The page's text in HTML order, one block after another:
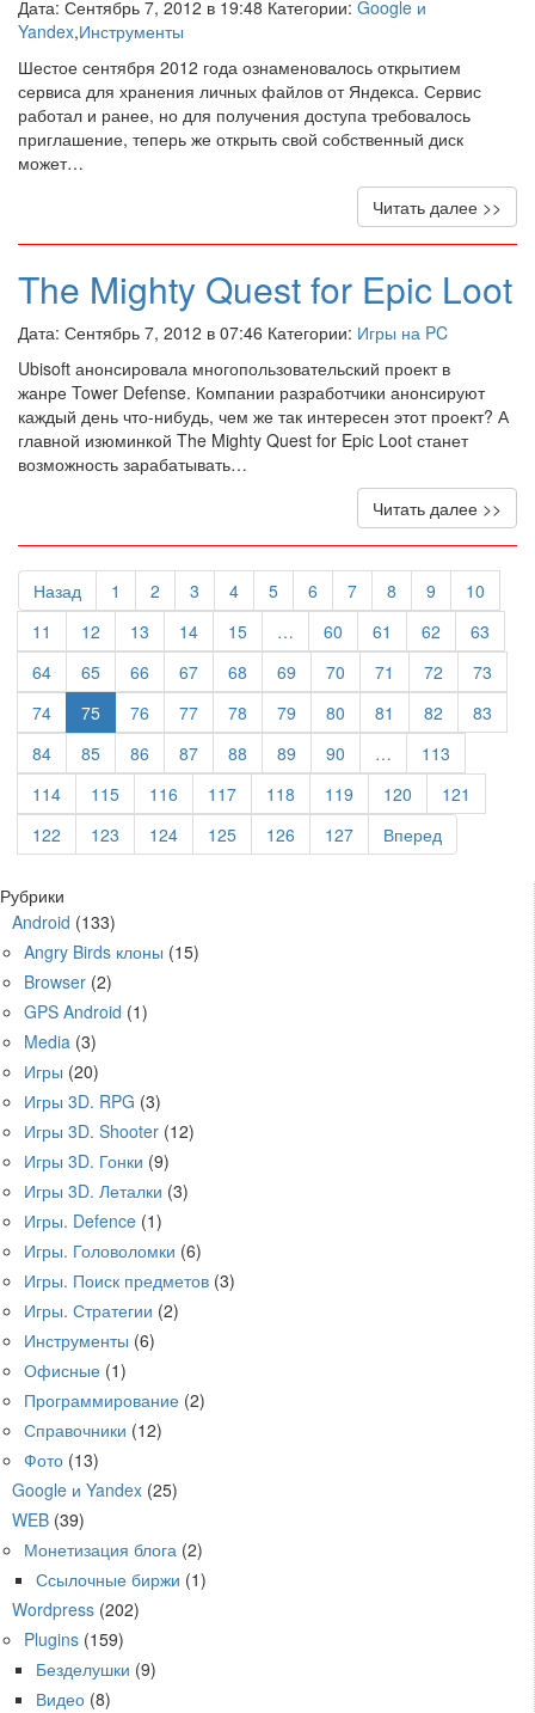
Дата: Сентябрь 7, 2012 в 19:48 Категории: Google и
Yandex,Инструменты
Шестое сентября 2012 года ознаменовалось открытием
сервиса для хранения личных файлов от Яндекса. Сервис
работал и ранее, но для получения доступа требовалось
приглашение, теперь же открыть свой собственный диск
может…
Читать далее >>
The Mighty Quest for Epic Loot
Дата: Сентябрь 7, 2012 в 07:46 Категории: Игры на PC
Ubisoft анонсировала многопользовательский проект в
жанре Tower Defense. Компании разработчики анонсируют
каждый день что-нибудь, чем же так интересен этот проект? А
главной изюминкой The Mighty Quest for Epic Loot станет
возможность зарабатывать…
Читать далее >>
Назад 1 2 3 4 5 6 7 8 9
10
11
12 13 14 15 … 60 61 62
63
64
65 66 67 68 69 70 71 72
73
74
75 76 77 78 79 80 81 82
83
84
85 86 87 88 89 90 …
113
114
115 116 117 118 119 120
121
122
123 124 125 126 127 Вперед
Рубрики
Android (133)
Angry Birds клоны (15)
Browser (2)
GPS Android (1)
Media (3)
Игры (20)
Игры 3D. RPG (3)
Игры 3D. Shooter (12)
Игры 3D. Гонки (9)
Игры 3D. Леталки (3)
Игры. Defence (1)
Игры. Головоломки (6)
Игры. Поиск предметов (3)
Игры. Стратегии (2)
Инструменты (6)
Офисные (1)
Программирование (2)
Справочники (12)
Фото (13)
Google и Yandex (25)
WEB (39)
Монетизация блога (2)
Ссылочные биржи (1)
Wordpress (202)
Plugins (159)
Безделушки (9)
Видео (8)